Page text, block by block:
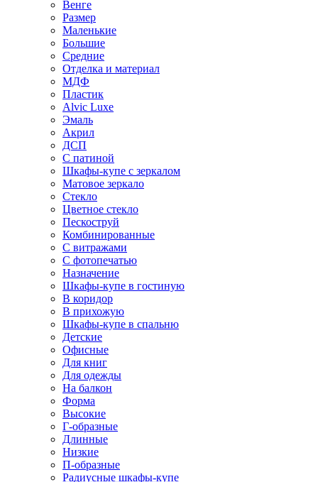
Венге
Размер
Маленькие
Большие
Средние
Отделка и материал
МДФ
Пластик
Alvic Luxe
Эмаль
Акрил
ДСП
С патиной
Шкафы-купе с зеркалом
Матовое зеркало
Стекло
Цветное стекло
Пескоструй
Комбинированные
С витражами
С фотопечатью
Назначение
Шкафы-купе в гостиную
В коридор
В прихожую
Шкафы-купе в спальню
Детские
Офисные
Для книг
Для одежды
На балкон
Форма
Высокие
Г-образные
Длинные
Низкие
П-образные
Радиусные шкафы-купе